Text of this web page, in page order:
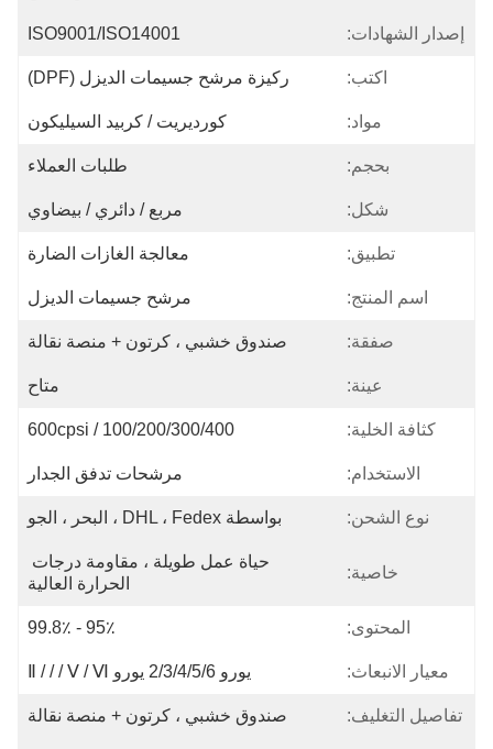
إصدار الشهادات: ISO9001/ISO14001
اكتب: ركيزة مرشح جسيمات الديزل (DPF)
مواد: كورديريت / كربيد السيليكون
بحجم: طلبات العملاء
شكل: مربع / دائري / بيضاوي
تطبيق: معالجة الغازات الضارة
اسم المنتج: مرشح جسيمات الديزل
صفقة: صندوق خشبي ، كرتون + منصة نقالة
عينة: متاح
كثافة الخلية: 100/200/300/400 / 600cpsi
الاستخدام: مرشحات تدفق الجدار
نوع الشحن: بواسطة DHL ، Fedex ، البحر ، الجو
خاصية:
حياة عمل طويلة ، مقاومة درجات
الحرارة العالية
المحتوى: 95٪ - 99.8٪
معيار الانبعاث: يورو 2/3/4/5/6 يورو Ⅱ / / / Ⅴ / Ⅵ
تفاصيل التغليف: صندوق خشبي ، كرتون + منصة نقالة